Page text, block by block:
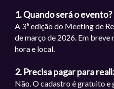
1. Quando será o evento?
A 3ª edição do Meeting de
de março de 2026. Em
hora e local.
2. Precisa pagar para
Não. O cadastro é gratuito e